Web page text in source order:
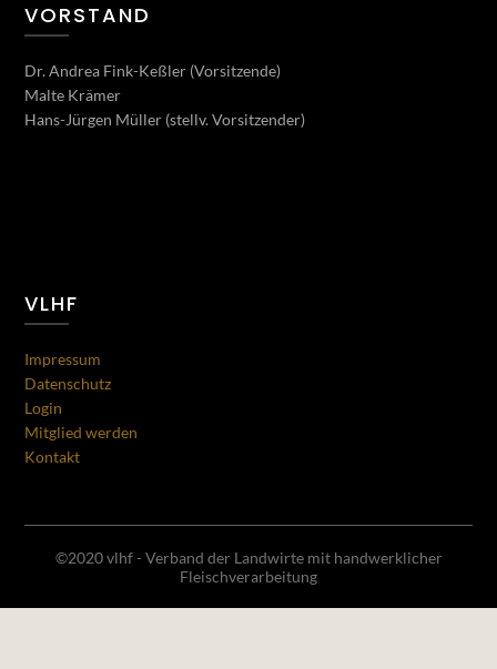
VORSTAND
Dr. Andrea Fink-Keßler (Vorsitzende)
Malte Krämer
Hans-Jürgen Müller (stellv. Vorsitzender)
VLHF
Impressum
Datenschutz
Login
Mitglied werden
Kontakt
©2020 vlhf - Verband der Landwirte mit handwerklicher
Fleischverarbeitung